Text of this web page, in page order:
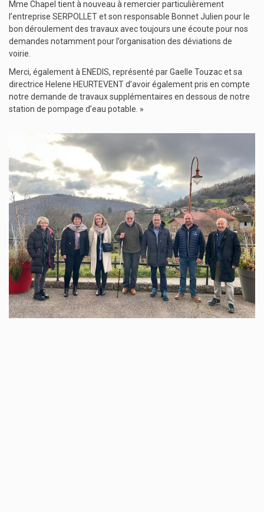
Mme Chapel tient à nouveau à remercier particulièrement
l’entreprise SERPOLLET et son responsable Bonnet Julien pour le
bon déroulement des travaux avec toujours une écoute pour nos
demandes notamment pour l’organisation des déviations de
voirie.
Merci, également à ENEDIS, représenté par Gaelle Touzac et sa
directrice Helene HEURTEVENT d’avoir également pris en compte
notre demande de travaux supplémentaires en dessous de notre
station de pompage d’eau potable. »